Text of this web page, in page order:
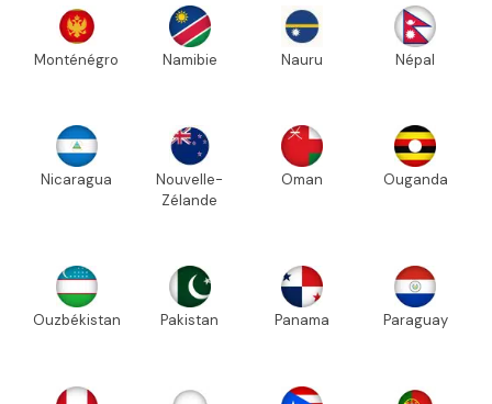
Monténégro Namibie Nauru Népal
Nicaragua
Nouvelle-
Zélande
Oman Ouganda
Ouzbékistan Pakistan Panama Paraguay